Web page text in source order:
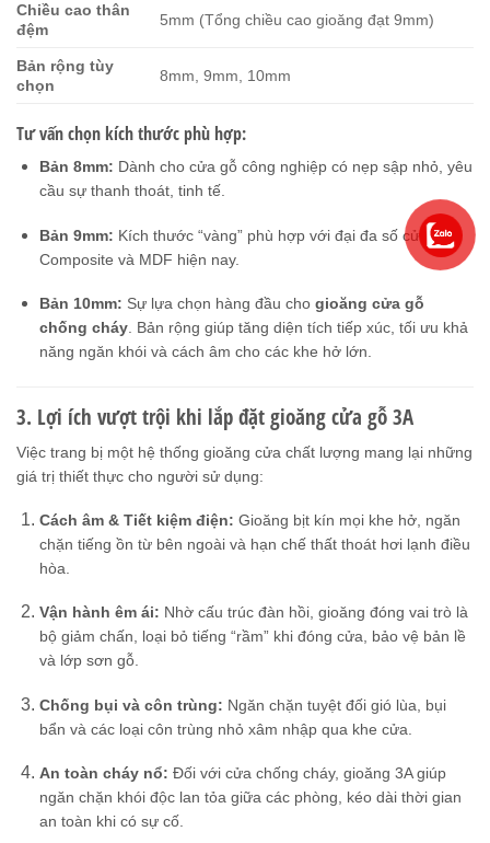
Chiều cao thân
đệm
5mm (Tổng chiều cao gioăng đạt 9mm)
Bản rộng tùy
chọn
8mm, 9mm, 10mm
Tư vấn chọn kích thước phù hợp:
Bản 8mm: Dành cho cửa gỗ công nghiệp có nẹp sập nhỏ, yêu
cầu sự thanh thoát, tinh tế.
Bản 9mm: Kích thước “vàng” phù hợp với đại đa số cửa gỗ
Composite và MDF hiện nay.
Bản 10mm: Sự lựa chọn hàng đầu cho gioăng cửa gỗ
chống cháy. Bản rộng giúp tăng diện tích tiếp xúc, tối ưu khả
năng ngăn khói và cách âm cho các khe hở lớn.
3. Lợi ích vượt trội khi lắp đặt gioăng cửa gỗ 3A
Việc trang bị một hệ thống gioăng cửa chất lượng mang lại những
giá trị thiết thực cho người sử dụng:
Cách âm & Tiết kiệm điện: Gioăng bịt kín mọi khe hở, ngăn
chặn tiếng ồn từ bên ngoài và hạn chế thất thoát hơi lạnh điều
hòa.
Vận hành êm ái: Nhờ cấu trúc đàn hồi, gioăng đóng vai trò là
bộ giảm chấn, loại bỏ tiếng “rầm” khi đóng cửa, bảo vệ bản lề
và lớp sơn gỗ.
Chống bụi và côn trùng: Ngăn chặn tuyệt đối gió lùa, bụi
bẩn và các loại côn trùng nhỏ xâm nhập qua khe cửa.
An toàn cháy nổ: Đối với cửa chống cháy, gioăng 3A giúp
ngăn chặn khói độc lan tỏa giữa các phòng, kéo dài thời gian
an toàn khi có sự cố.